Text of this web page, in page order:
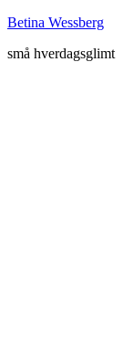
Betina Wessberg
små hverdagsglimt